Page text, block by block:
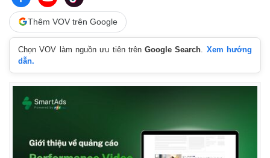
Bóng đá
Lịch thi đấu bóng đá
Thế giới thể thao
eSports
Hậu trường
Thêm VOV trên Google
Chọn VOV làm nguồn ưu tiên trênGoogle Search
Xem hướng
dẫn.